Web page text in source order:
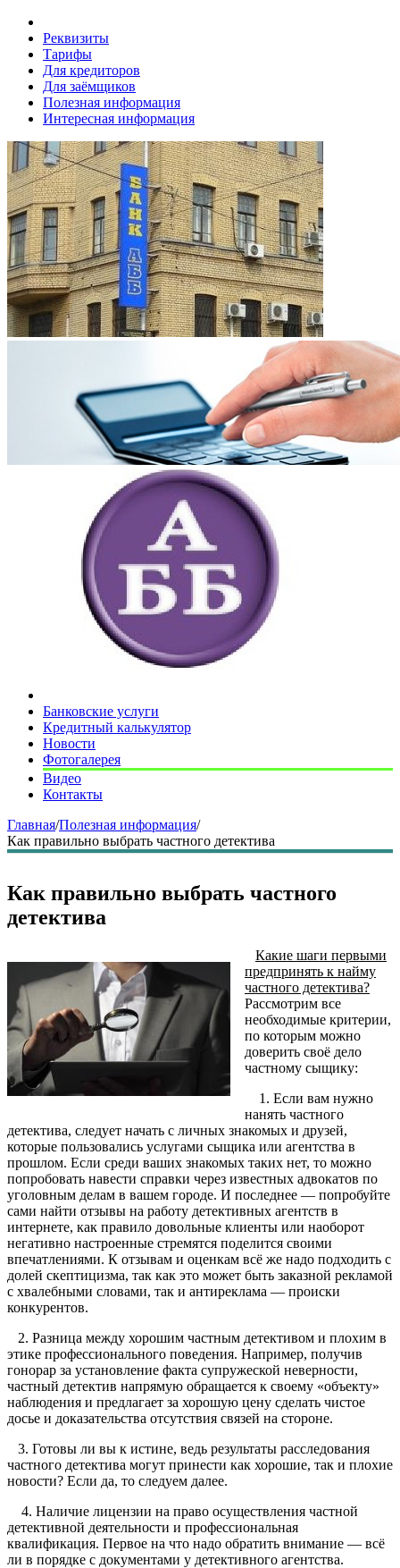
Реквизиты
Тарифы
Для кредиторов
Для заёмщиков
Полезная информация
Интересная информация
Банковские услуги
Кредитный калькулятор
Новости
Фотогалерея
Видео
Контакты
Главная/Полезная информация/
Как правильно выбрать частного детектива
Как правильно выбрать частного
детектива
Какие шаги первыми
предпринять к найму
частного детектива?
Рассмотрим все
необходимые критерии,
по которым можно
доверить своё дело
частному сыщику:
1. Если вам нужно
нанять частного
детектива, следует начать с личных знакомых и друзей,
которые пользовались услугами сыщика или агентства в
прошлом. Если среди ваших знакомых таких нет, то можно
попробовать навести справки через известных адвокатов по
уголовным делам в вашем городе. И последнее — попробуйте
сами найти отзывы на работу детективных агентств в
интернете, как правило довольные клиенты или наоборот
негативно настроенные стремятся поделится своими
впечатлениями. К отзывам и оценкам всё же надо подходить с
долей скептицизма, так как это может быть заказной рекламой
с хвалебными словами, так и антиреклама — происки
конкурентов.
2. Разница между хорошим частным детективом и плохим в
этике профессионального поведения. Например, получив
гонорар за установление факта супружеской неверности,
частный детектив напрямую обращается к своему «объекту»
наблюдения и предлагает за хорошую цену сделать чистое
досье и доказательства отсутствия связей на стороне.
3. Готовы ли вы к истине, ведь результаты расследования
частного детектива могут принести как хорошие, так и плохие
новости? Если да, то следуем далее.
4. Наличие лицензии на право осуществления частной
детективной деятельности и профессиональная
квалификация. Первое на что надо обратить внимание — всё
ли в порядке с документами у детективного агентства.